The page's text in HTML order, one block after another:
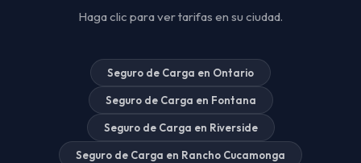
Haga clic para ver tarifas en su ciudad.
Seguro de Carga en Ontario
Seguro de Carga en Fontana
Seguro de Carga en Riverside
Seguro de Carga en Rancho Cucamonga